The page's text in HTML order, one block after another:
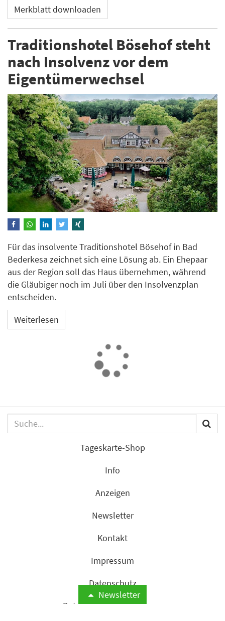
Merkblatt downloaden
Traditionshotel Bösehof steht
nach Insolvenz vor dem
Eigentümerwechsel
Für das insolvente Traditionshotel Bösehof in Bad
Bederkesa zeichnet sich eine Lösung ab. Ein Ehepaar
aus der Region soll das Haus übernehmen, während
die Gläubiger noch im Juli über den Insolvenzplan
entscheiden.
Weiterlesen
Newsletter
Tageskarte-Shop
Info
Anzeigen
Newsletter
Kontakt
Impressum
Datenschutz
Datenschutzeinstellungen